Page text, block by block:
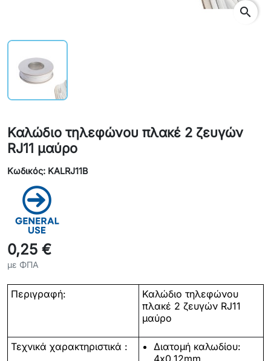
search
Καλώδιο τηλεφώνου πλακέ 2 ζευγών
RJ11 μαύρο
Κωδικός: KALRJ11B
0,25 €
με ΦΠΑ
Περιγραφή:
Καλώδιο τηλεφώνου
πλακέ 2 ζευγών RJ11
μαύρο
Τεχνικά χαρακτηριστικά :
Διατομή καλωδίου:
4x0.12mm